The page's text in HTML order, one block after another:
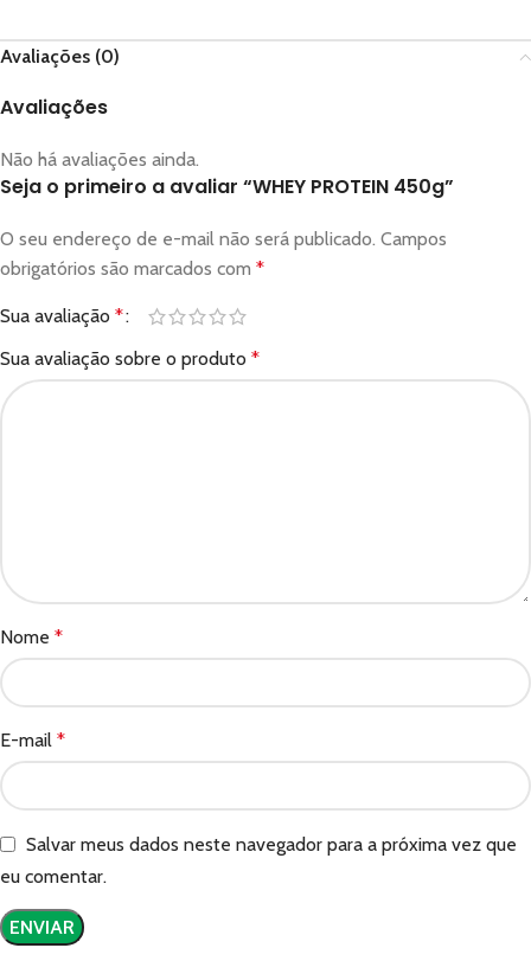
Avaliações (0)
Avaliações
Não há avaliações ainda.
Seja o primeiro a avaliar “WHEY PROTEIN 450g”
O seu endereço de e-mail não será publicado. Campos
obrigatórios são marcados com *
Sua avaliação *
Sua avaliação sobre o produto *
Nome *
E-mail *
Salvar meus dados neste navegador para a próxima vez que
eu comentar.